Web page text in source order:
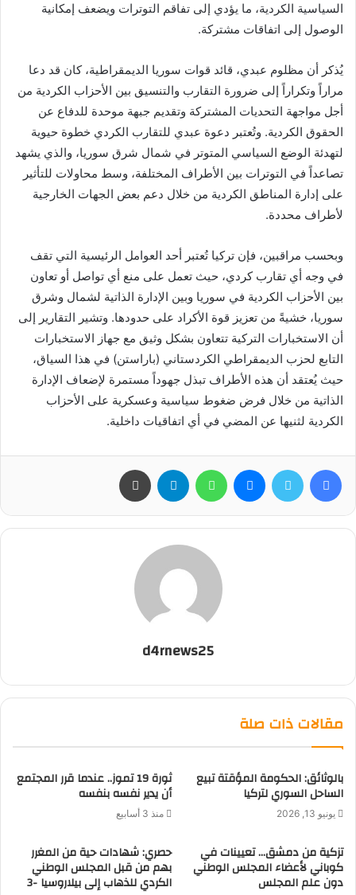
السياسية الكردية، ما يؤدي إلى تفاقم التوترات ويضعف إمكانية
الوصول إلى اتفاقات مشتركة.
يُذكر أن مظلوم عبدي، قائد قوات سوريا الديمقراطية، كان قد دعا
مراراً وتكراراً إلى ضرورة التقارب والتنسيق بين الأحزاب الكردية من
أجل مواجهة التحديات المشتركة وتقديم جبهة موحدة للدفاع عن
الحقوق الكردية. وتُعتبر دعوة عبدي للتقارب الكردي خطوة حيوية
لتهدئة الوضع السياسي المتوتر في شمال شرق سوريا، والذي يشهد
تصاعداً في التوترات بين الأطراف المختلفة، وسط محاولات للتأثير
على إدارة المناطق الكردية من خلال دعم بعض الجهات الخارجية
لأطراف محددة.
وبحسب مراقبين، فإن تركيا تُعتبر أحد العوامل الرئيسية التي تقف
في وجه أي تقارب كردي، حيث تعمل على منع أي تواصل أو تعاون
بين الأحزاب الكردية في سوريا وبين الإدارة الذاتية لشمال وشرق
سوريا، خشيةً من تعزيز قوة الأكراد على حدودها. وتشير التقارير إلى
أن الاستخبارات التركية تتعاون بشكل وثيق مع جهاز الاستخبارات
التابع لحزب الديمقراطي الكردستاني (باراستن) في هذا السياق،
حيث يُعتقد أن هذه الأطراف تبذل جهوداً مستمرة لإضعاف الإدارة
الذاتية من خلال فرض ضغوط سياسية وعسكرية على الأحزاب
الكردية لثنيها عن المضي في أي اتفاقيات داخلية.
فيسبوك تويتر ماسنجر واتساب تيلقرام
d4rnews25
مقالات ذات صلة
بالوثائق: الحكومة المؤقتة تبيع
الساحل السوري لتركيا
يونيو 13, 2026
ثورة 19 تموز.. عندما قرر المجتمع
أن يدير نفسه بنفسه
منذ 3 أسابيع
تزكية من دمشق… تعيينات في
كوباني لأعضاء المجلس الوطني
دون علم المجلس
حصري: شهادات حية من المغرر
بهم من قبل المجلس الوطني
الكردي للذهاب إلى بيلاروسيا -3